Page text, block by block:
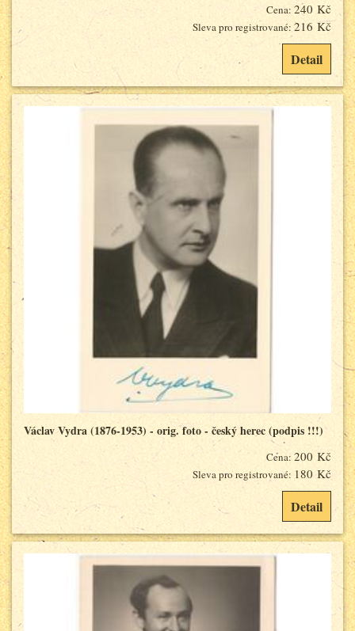
Cena: 240 Kč
Sleva pro registrované: 216 Kč
Detail
Václav Vydra (1876-1953) - orig. foto - český herec (podpis !!!)
Cena: 200 Kč
Sleva pro registrované: 180 Kč
Detail